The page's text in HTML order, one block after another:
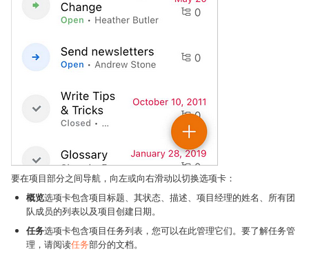
要在项目部分之间导航，向左或向右滑动以切换选项卡：
概览选项卡包含项目标题、其状态、描述、项目经理的姓名、所有团
队成员的列表以及项目创建日期。
任务选项卡包含项目任务列表，您可以在此管理它们。要了解任务管
理，请阅读任务部分的文档。